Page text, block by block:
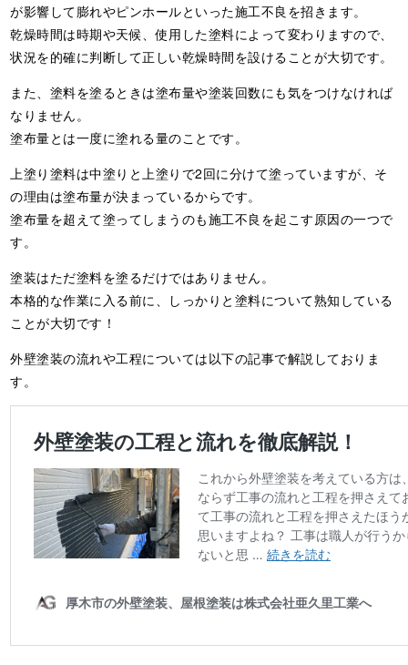
が影響して膨れやピンホールといった施工不良を招きます。
乾燥時間は時期や天候、使用した塗料によって変わりますので、
状況を的確に判断して正しい乾燥時間を設けることが大切です。
また、塗料を塗るときは塗布量や塗装回数にも気をつけなければ
なりません。
塗布量とは一度に塗れる量のことです。
上塗り塗料は中塗りと上塗りで2回に分けて塗っていますが、そ
の理由は塗布量が決まっているからです。
塗布量を超えて塗ってしまうのも施工不良を起こす原因の一つで
す。
塗装はただ塗料を塗るだけではありません。
本格的な作業に入る前に、しっかりと塗料について熟知している
ことが大切です！
外壁塗装の流れや工程については以下の記事で解説しておりま
す。